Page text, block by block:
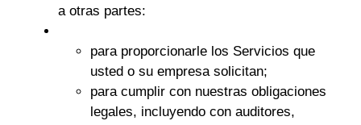
a otras partes:
para proporcionarle los Servicios que
usted o su empresa solicitan;
para cumplir con nuestras obligaciones
legales, incluyendo con auditores,